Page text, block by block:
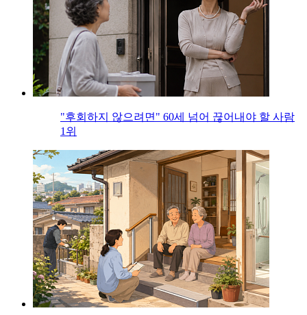
"후회하지 않으려면" 60세 넘어 끊어내야 할 사람
1위